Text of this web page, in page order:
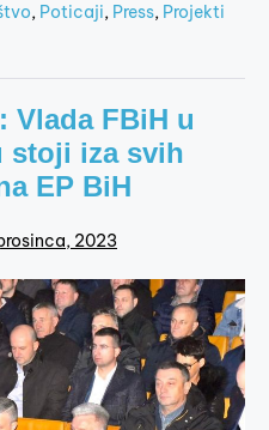
, Poticaji, Press, Projekti
Vlada FBiH u
stoji iza svih
EP BiH
2023